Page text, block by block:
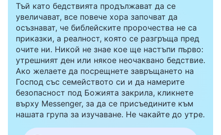
Тъй като бедствията продължават да се
увеличават, все повече хора започват да
осъзнават, че библейските пророчества не са
приказки, а реалност, която се разгръща пред
очите ни. Никой не знае кое ще настъпи първо:
утрешният ден или някое неочаквано бедствие.
Ако желаете да посрещнете завръщането на
Господ със семейството си и да намерите
безопасност под Божията закрила, кликнете
върху Messenger, за да се присъедините към
нашата група за изучаване. Не чакайте до утре.